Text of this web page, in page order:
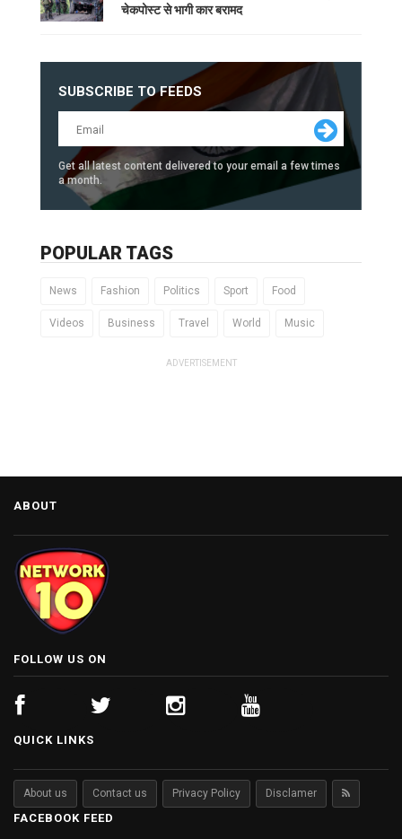
चेकपोस्ट से भागी कार बरामद
SUBSCRIBE TO FEEDS
Get all latest content delivered to your email a few times
a month.
POPULAR TAGS
News Fashion Politics Sport Food
Videos Business Travel World Music
ADVERTISEMENT
ABOUT
FOLLOW US ON
QUICK LINKS
About us Contact us Privacy Policy Disclamer
FACEBOOK FEED